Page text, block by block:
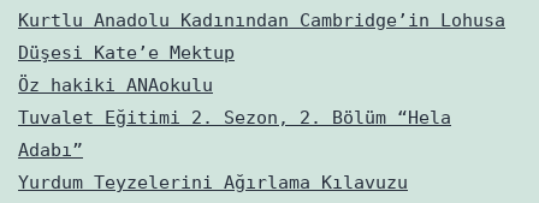
Kurtlu Anadolu Kadınından Cambridge’in Lohusa
Düşesi Kate’e Mektup
Öz hakiki ANAokulu
Tuvalet Eğitimi 2. Sezon, 2. Bölüm “Hela
Adabı”
Yurdum Teyzelerini Ağırlama Kılavuzu